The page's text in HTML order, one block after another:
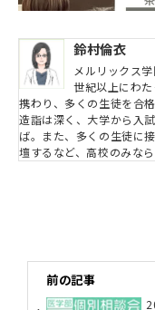
鈴村倫衣
メルリックス
世紀以上にわ
携わり、多くの生徒を合
造詣は深く、大学から入
ば。また、多くの生徒に
壇するなど、高校のみな
前の記事